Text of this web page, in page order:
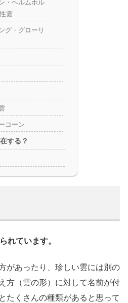
・ヘルムホル
雲
グ・グローリ
コーン
する？
れています。
があったり、珍しい雲には別の
方（雲の形）に対して名前が付
たくさんの種類があると思って